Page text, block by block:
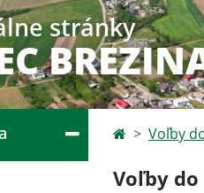
stránky
Voľby
Voľby do